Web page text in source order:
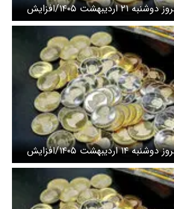
قیمت سکه امامی امروز دوشنبه ۲۱ اردیبهشت ۱۴۰۵/افزایش
قیمت سکه امامی امروز دوشنبه ۱۴ اردیبهشت ۱۴۰۵/افزایش